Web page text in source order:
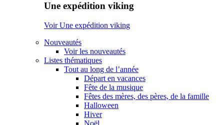
Une expédition viking
Voir Une expédition viking
Nouveautés
Voir les nouveautés
Listes thématiques
Tout au long de l’année
Départ en vacances
Fête de la musique
Fêtes des mères, des pères, de la famille
Halloween
Hiver
Noël